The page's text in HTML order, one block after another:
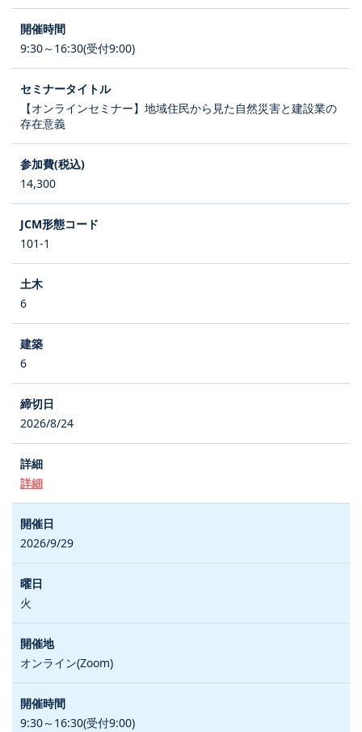
9:30～16:30(受付9:00)
【オンラインセミナー】地域住民から見た自然災害と建設業の
存在意義
14,300
101-1
6
6
2026/8/24
詳細
2026/9/29
火
オンライン(Zoom)
9:30～16:30(受付9:00)